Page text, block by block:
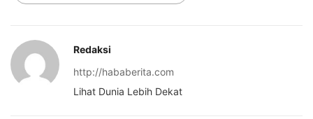
Redaksi
http://hababerita.com
Lihat Dunia Lebih Dekat